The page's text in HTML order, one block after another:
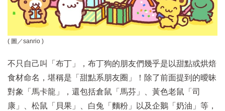
( 圖／sanrio )
不只自己叫「布丁」，布丁狗的朋友們幾乎是以甜點或烘焙
食材命名，堪稱是「甜點系朋友圈」！除了前面提到的曖昧
對象「馬卡龍」，還包括倉鼠「馬芬」、黃色老鼠「司
康」、松鼠「貝果」、白兔「麵粉」以及企鵝「奶油」等，